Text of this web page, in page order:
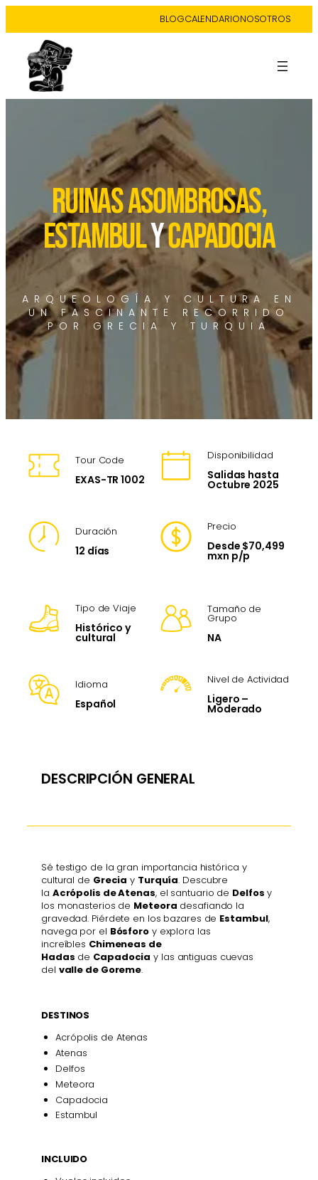
BLOGCALENDARIONOSOTROS
RUINAS ASOMBROSAS,
ESTAMBULYCAPADOCIA
ARQUEOLOGÍA Y CULTURA EN
UN FASCINANTE RECORRIDO
POR GRECIA Y TURQUIA
Tour Code
EXAS-TR 1002
Disponibilidad
Salidas hasta
Octubre 2025
Duración
12 días
Precio
Desde $70,499
mxn p/p
Tipo de Viaje
Histórico y
cultural
Tamaño de
Grupo
NA
Idioma
Español
Nivel de Actividad
Ligero –
Moderado
DESCRIPCIÓN GENERAL
Sé testigo de la gran importancia histórica y
cultural de Grecia y Turquía. Descubre
la Acrópolis de Atenas, el santuario de Delfos y
los monasterios de Meteora desafiando la
gravedad. Piérdete en los bazares de Estambul,
navega por el Bósforoy explora las
increíbles Chimeneas de
Hadas de Capadocia y las antiguas cuevas
del valle de Goreme.
DESTINOS
Acrópolis de Atenas
Atenas
Delfos
Meteora
Capadocia
Estambul
INCLUIDO